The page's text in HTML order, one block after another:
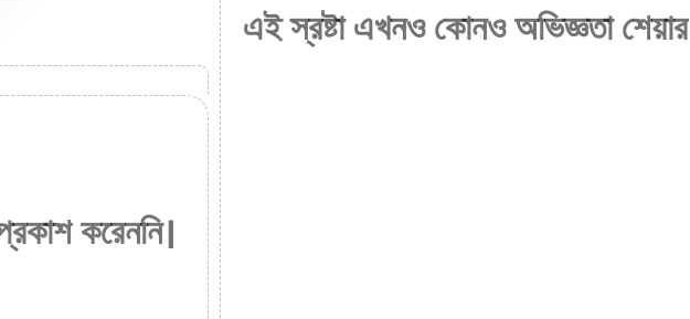
করেননি।
এই স্রষ্টা এখনও কোনও অভিজ্ঞতা শেয়ার